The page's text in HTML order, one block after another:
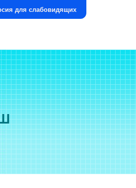
для слабовидящих